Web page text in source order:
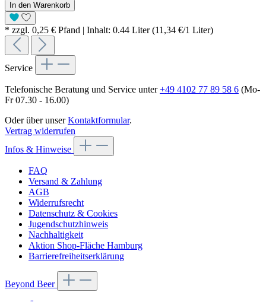
In den Warenkorb
* zzgl. 0,25 € Pfand | Inhalt: 0.44 Liter (11,34 €/1 Liter)
Service
Telefonische Beratung und Service unter+49 4102 77 89 58 6 (Mo-
Fr 07.30 - 16.00)
Oder über unserKontaktformular.
Vertrag widerrufen
Infos & Hinweise
FAQ
Versand & Zahlung
AGB
Widerrufsrecht
Datenschutz & Cookies
Jugendschutzhinweis
Nachhaltigkeit
Aktion Shop-Fläche Hamburg
Barrierefreiheitserklärung
Beyond Beer